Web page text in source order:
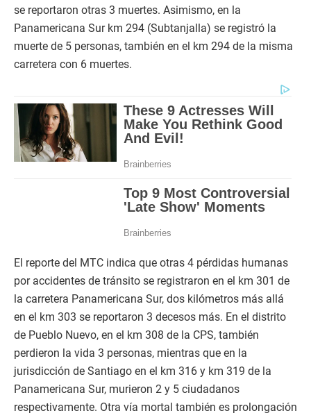
se reportaron otras 3 muertes. Asimismo, en la
Panamericana Sur km 294 (Subtanjalla) se registró la
muerte de 5 personas, también en el km 294 de la misma
carretera con 6 muertes.
El reporte del MTC indica que otras 4 pérdidas humanas
por accidentes de tránsito se registraron en el km 301 de
la carretera Panamericana Sur, dos kilómetros más allá
en el km 303 se reportaron 3 decesos más. En el distrito
de Pueblo Nuevo, en el km 308 de la CPS, también
perdieron la vida 3 personas, mientras que en la
jurisdicción de Santiago en el km 316 y km 319 de la
Panamericana Sur, murieron 2 y 5 ciudadanos
respectivamente. Otra vía mortal también es prolongación